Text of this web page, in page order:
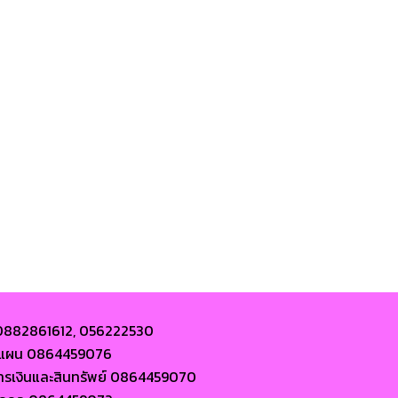
056222530
ผน 0864459076
รเงินและสินทรัพย์ 0864459070